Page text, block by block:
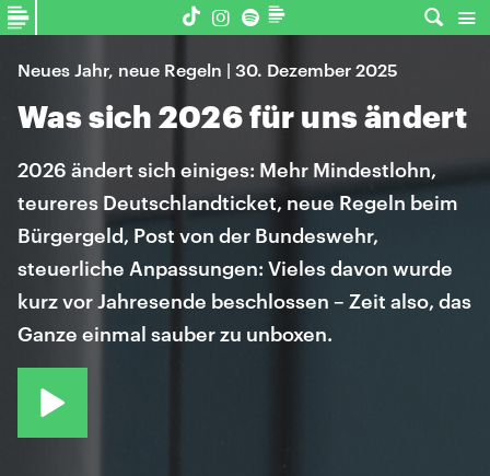
Neues Jahr, neue Regeln | 30. Dezember 2025
Was sich 2026 für uns ändert
2026 ändert sich einiges: Mehr Mindestlohn,
teureres Deutschlandticket, neue Regeln beim
Bürgergeld, Post von der Bundeswehr,
steuerliche Anpassungen: Vieles davon wurde
kurz vor Jahresende beschlossen – Zeit also, das
Ganze einmal sauber zu unboxen.